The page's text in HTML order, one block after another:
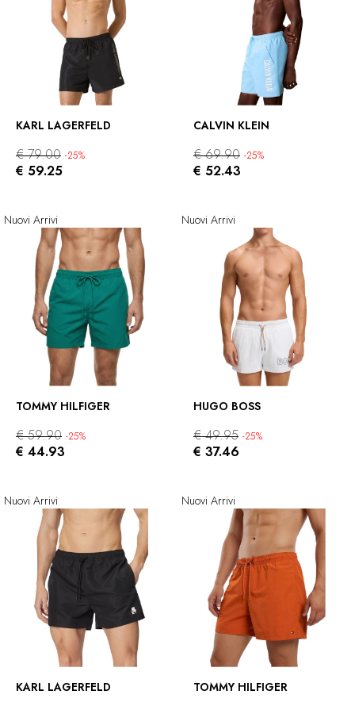
KARL LAGERFELD
€ 79.00 -25%
€ 59.25
CALVIN KLEIN
€ 69.90 -25%
€ 52.43
Nuovi Arrivi
TOMMY HILFIGER
€ 59.90 -25%
€ 44.93
Nuovi Arrivi
HUGO BOSS
€ 49.95 -25%
€ 37.46
Nuovi Arrivi
KARL LAGERFELD
Nuovi Arrivi
TOMMY HILFIGER